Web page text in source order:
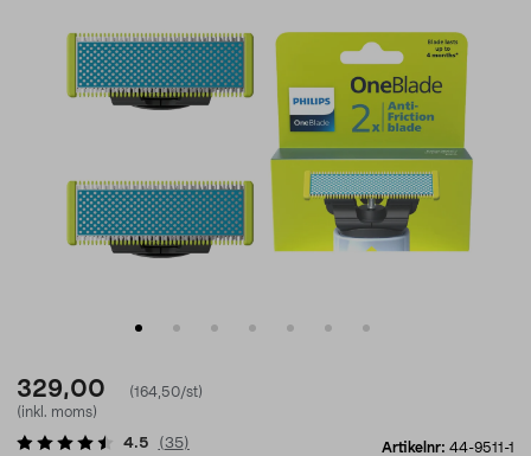
329,00
(164,50/st)
(inkl. moms)
Artikelnr: 44-9511-1
4.5 (35)